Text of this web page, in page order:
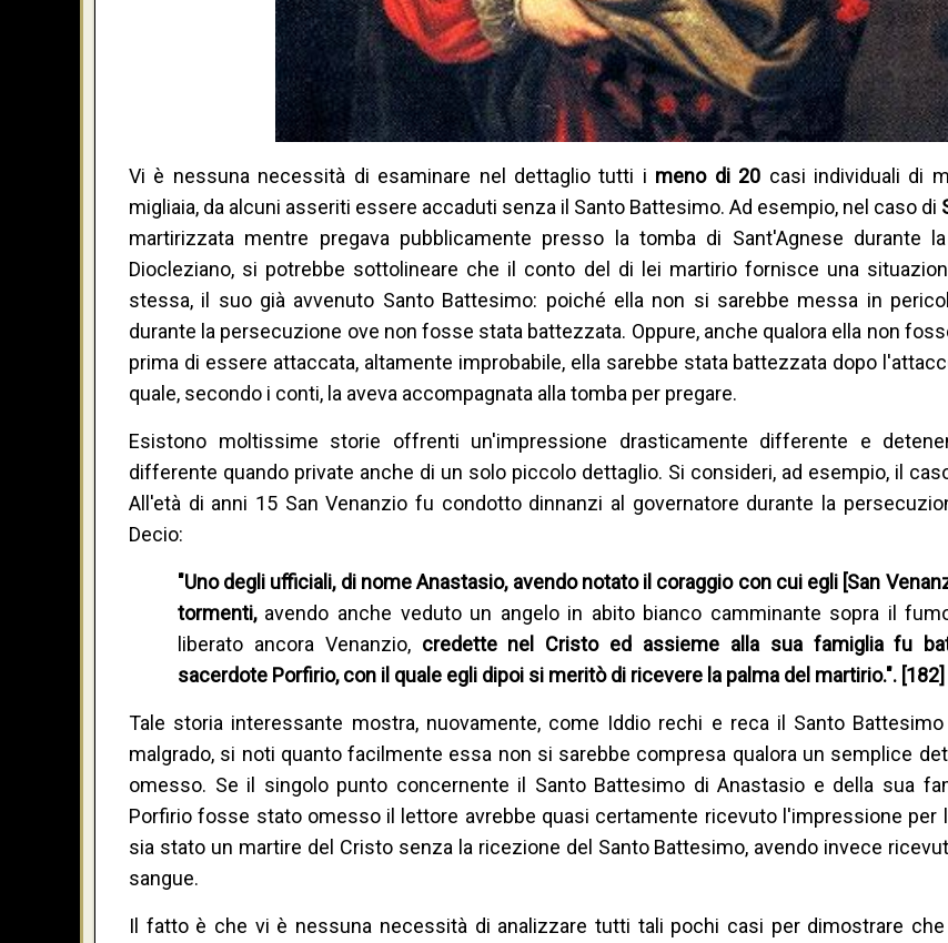
Vi è nessuna necessità di esaminare nel dettaglio tutti i meno di 20 casi individuali di
migliaia, da alcuni asseriti essere accaduti senza il Santo Battesimo. Ad esempio, nel caso di
martirizzata mentre pregava pubblicamente presso la tomba di Sant'Agnese durante
Diocleziano, si potrebbe sottolineare che il conto del di lei martirio fornisce una
stessa, il suo già avvenuto Santo Battesimo: poiché ella non si sarebbe messa in
durante la persecuzione ove non fosse stata battezzata. Oppure, anche qualora ella non
prima di essere attaccata, altamente improbabile, ella sarebbe stata battezzata dopo
quale, secondo i conti, la aveva accompagnata alla tomba per pregare.
Esistono moltissime storie offrenti un'impressione drasticamente differente e
differente quando private anche di un solo piccolo dettaglio. Si consideri, ad esempio, il
All'età di anni 15 San Venanzio fu condotto dinnanzi al governatore durante la
Decio:
"Uno degli ufficiali, di nome Anastasio, avendo notato il coraggio con cui egli [San
tormenti,avendo anche veduto un angelo in abito bianco camminante sopra il
liberato ancora Venanzio, credette nel Cristo ed assieme alla sua famiglia fu
sacerdote Porfirio, con il quale egli dipoi si meritò di ricevere la palma del martirio.". [182]
Tale storia interessante mostra, nuovamente, come Iddio rechi e reca il Santo
malgrado, si noti quanto facilmente essa non si sarebbe compresa qualora un semplice
omesso. Se il singolo punto concernente il Santo Battesimo di Anastasio e della sua
Porfirio fosse stato omesso il lettore avrebbe quasi certamente ricevuto l'impressione per
sia stato un martire del Cristo senza la ricezione del Santo Battesimo, avendo invece
sangue.
Il fatto è che vi è nessuna necessità di analizzare tutti tali pochi casi per dimostrare